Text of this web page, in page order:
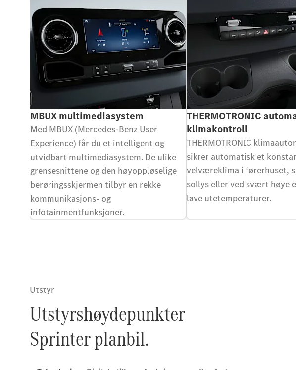
MBUX multimediasystem
Med MBUX (Mercedes-Benz User
Experience) får du et intelligent og
utvidbart multimediasystem. De ulike
grensesnittene og den høyoppløselige
berøringsskjermen tilbyr en rekke
kommunikasjons- og
infotainmentfunksjoner.
THERMOTRONIC
klimakontroll
THERMOTRONIC
sikrer automatisk et
velværeklima i førerhuset,
sollys eller ved svært høye
lave utetemperaturer.
Utstyr
Utstyrshøydepunkter
Sprinter planbil.